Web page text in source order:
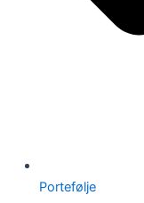
Portefølje